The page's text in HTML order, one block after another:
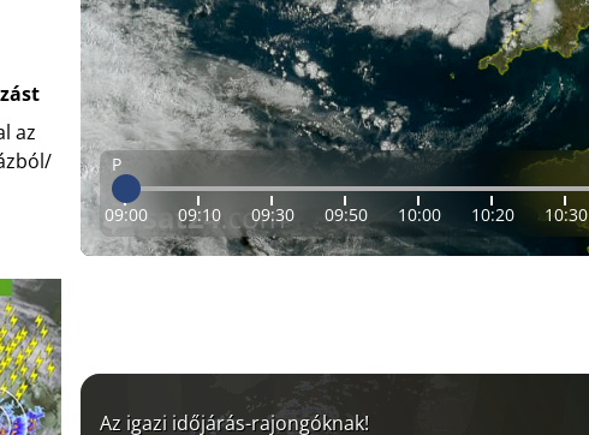
az
P
09:00 09:10 09:30 09:50 10:00 10:20 10:30
Az igazi időjárás-rajongóknak!